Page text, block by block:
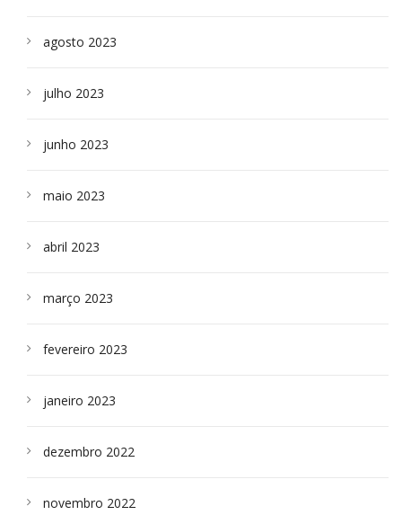
agosto 2023
julho 2023
junho 2023
maio 2023
abril 2023
março 2023
fevereiro 2023
janeiro 2023
dezembro 2022
novembro 2022